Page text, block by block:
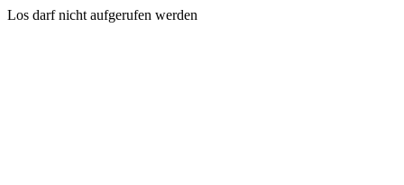
Los darf nicht aufgerufen werden